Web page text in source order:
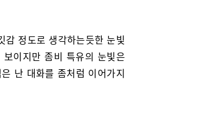
감 정도로 생각하는듯한 눈빛
이지만 좀비 특유의 눈빛은
난 대화를 좀처럼 이어가지